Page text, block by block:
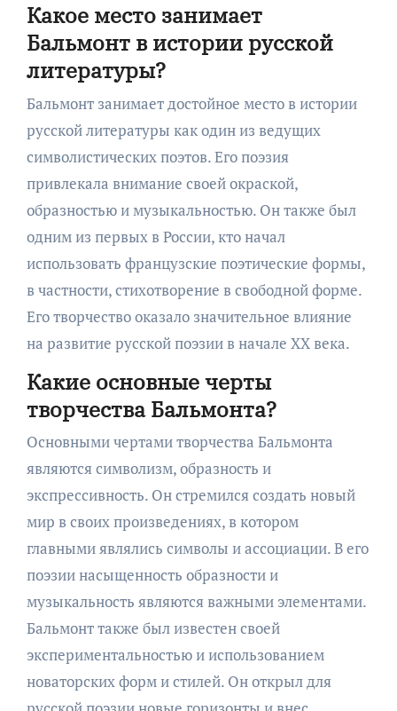
Какое место занимает
Бальмонт в истории русской
литературы?
Бальмонт занимает достойное место в истории
русской литературы как один из ведущих
символистических поэтов. Его поэзия
привлекала внимание своей окраской,
образностью и музыкальностью. Он также был
одним из первых в России, кто начал
использовать французские поэтические формы,
в частности, стихотворение в свободной форме.
Его творчество оказало значительное влияние
на развитие русской поэзии в начале XX века.
Какие основные черты
творчества Бальмонта?
Основными чертами творчества Бальмонта
являются символизм, образность и
экспрессивность. Он стремился создать новый
мир в своих произведениях, в котором
главными являлись символы и ассоциации. В его
поэзии насыщенность образности и
музыкальность являются важными элементами.
Бальмонт также был известен своей
экспериментальностью и использованием
новаторских форм и стилей. Он открыл для